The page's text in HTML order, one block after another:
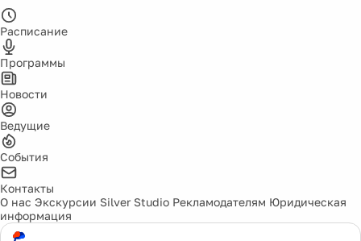
Расписание
Программы
Новости
Ведущие
События
Контакты
О нас Экскурсии Silver Studio Рекламодателям Юридическая
информация